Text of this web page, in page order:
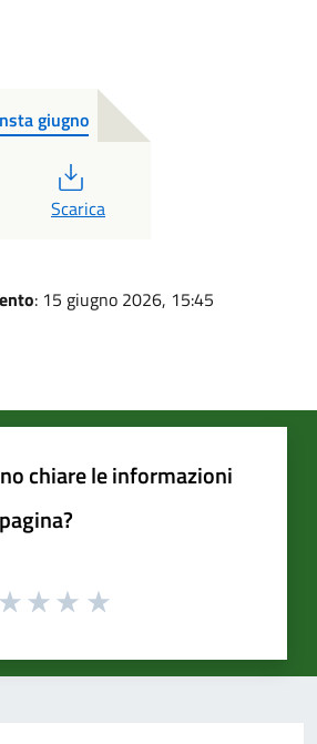
giugno
PDF
Scarica
: 15 giugno 2026, 15:45
chiare le informazioni